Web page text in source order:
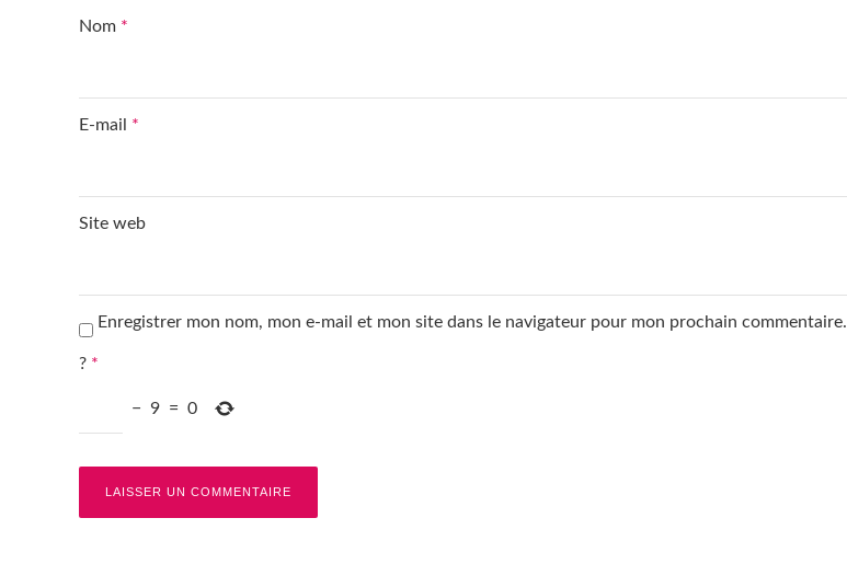
Nom *
E-mail *
Site web
Enregistrer mon nom, mon e-mail et mon site dans le navigateur pour mon prochain commentaire.
? *
− 9 = 0